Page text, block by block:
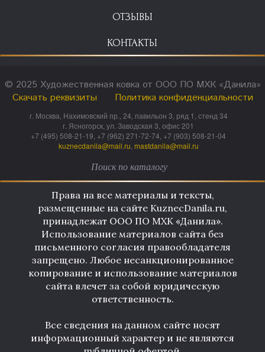
ОТЗЫВЫ
КОНТАКТЫ
© 2025 Художественная ковка от ООО ПО МХК «Данила»
Скачать реквизиты
Политика конфиденциальности
г. Москва, Нахимовский пр., 24, павильон 3, ряд 1, стенд 34
г. Ясногорск, ул. Заводская 3, офис 201
+7 (495) 508-21-19, +7 (962) 271-72-74, +7 (903) 508-21-04
kuznecdanila@mail.ru mastdanila@mail.ru
Права на все материалы и тексты,
размещенные на сайте KuznecDanila.ru,
принадлежат ООО ПО МХК «Данила».
Использование материалов сайта без
письменного согласия правообладателя
запрещено. Любое несанкционированное
копирование и использование материалов
сайта влечет за собой юридическую
ответственность.
Все сведения на данном сайте носят
информационный характер и не являются